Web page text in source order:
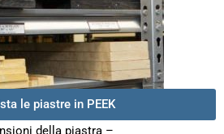
le piastre in PEEK
della piastra –